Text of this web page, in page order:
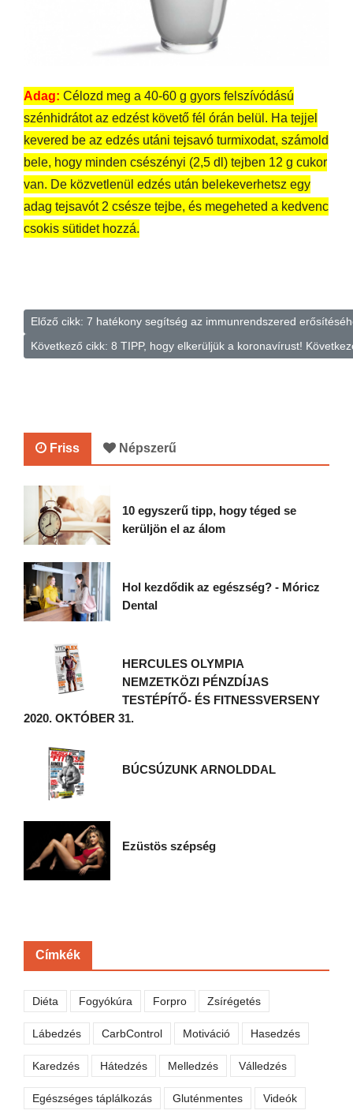
Adag: Célozd meg a 40-60 g gyors felszívódású
szénhidrátot az edzést követő fél órán belül. Ha tejjel
kevered be az edzés utáni tejsavó turmixodat, számold
bele, hogy minden csészényi (2,5 dl) tejben 12 g cukor
van. De közvetlenül edzés után belekeverhetsz egy
adag tejsavót 2 csésze tejbe, és megeheted a kedvenc
csokis sütidet hozzá.
Előző cikk: 7 hatékony segítség az immunrendszered
Következő cikk: 8 TIPP, hogy elkerüljük a koronavírust!
Friss Népszerű
10 egyszerű tipp, hogy téged se
kerüljön el az álom
Hol kezdődik az egészség? - Móricz
Dental
HERCULES OLYMPIA
NEMZETKÖZI PÉNZDÍJAS
TESTÉPÍTŐ- ÉS FITNESSVERSENY
2020. OKTÓBER 31.
BÚCSÚZUNK ARNOLDDAL
Ezüstös szépség
Címkék
Diéta Fogyókúra Forpro Zsírégetés
Lábedzés CarbControl Motiváció Hasedzés
Karedzés Hátedzés Melledzés Válledzés
Egészséges táplálkozás Gluténmentes Videók